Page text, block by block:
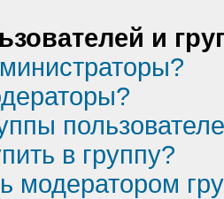
и
в группу?
модератором